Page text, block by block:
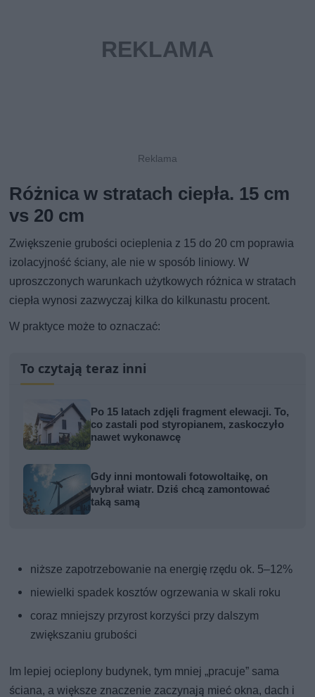
Różnica w stratach ciepła. 15 cm
vs 20 cm
Zwiększenie grubości ocieplenia z 15 do 20 cm poprawia
izolacyjność ściany, ale nie w sposób liniowy. W
uproszczonych warunkach użytkowych różnica w stratach
ciepła wynosi zazwyczaj kilka do kilkunastu procent.
W praktyce może to oznaczać:
To czytają teraz inni
Po 15 latach zdjęli fragment elewacji. To,
co zastali pod styropianem, zaskoczyło
nawet wykonawcę
Gdy inni montowali fotowoltaikę, on
wybrał wiatr. Dziś chcą zamontować
taką samą
niższe zapotrzebowanie na energię rzędu ok. 5–12%
niewielki spadek kosztów ogrzewania w skali roku
coraz mniejszy przyrost korzyści przy dalszym
zwiększaniu grubości
Im lepiej ocieplony budynek, tym mniej „pracuje” sama
ściana, a większe znaczenie zaczynają mieć okna, dach i